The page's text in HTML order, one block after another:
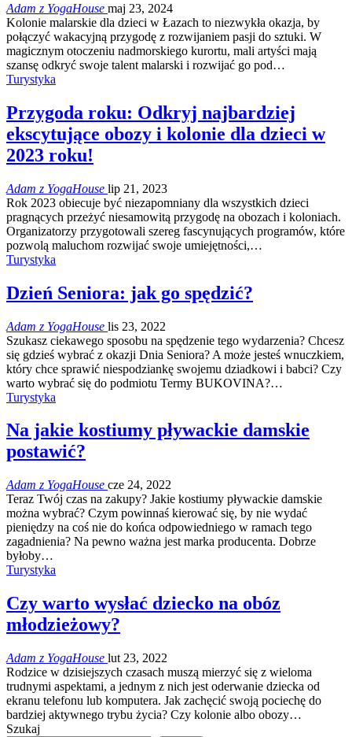
Adam z YogaHouse maj 23, 2024
Kolonie malarskie dla dzieci w Łazach to niezwykła okazja, by
połączyć wakacyjną przygodę z rozwijaniem pasji do sztuki. W
magicznym otoczeniu nadmorskiego kurortu, mali artyści mają
szansę odkryć swoje talent malarski i rozwijać go pod…
Turystyka
Przygoda roku: Odkryj najbardziej
ekscytujące obozy i kolonie dla dzieci w
2023 roku!
Adam z YogaHouse lip 21, 2023
Rok 2023 obiecuje być niezapomniany dla wszystkich dzieci
pragnących przeżyć niesamowitą przygodę na obozach i koloniach.
Organizatorzy przygotowali szereg fascynujących programów, które
pozwolą maluchom rozwijać swoje umiejętności,…
Turystyka
Dzień Seniora: jak go spędzić?
Adam z YogaHouse lis 23, 2022
Szukasz ciekawego sposobu na spędzenie tego wydarzenia? Chcesz
się gdzieś wybrać z okazji Dnia Seniora? A może jesteś wnuczkiem,
który chce sprawić niespodziankę swojemu dziadkowi i babci? Czy
warto wybrać się do podmiotu Termy BUKOVINA?…
Turystyka
Na jakie kostiumy pływackie damskie
postawić?
Adam z YogaHouse cze 24, 2022
Teraz Twój czas na zakupy? Jakie kostiumy pływackie damskie
można wybrać? Czym powinnaś kierować się, by nie wydać
pieniędzy na coś nie do końca odpowiedniego w ramach tego
zagadnienia? Na pewno ważna jest marka producenta. Dobrze
byłoby…
Turystyka
Czy warto wysłać dziecko na obóz
młodzieżowy?
Adam z YogaHouse lut 23, 2022
Rodzice w dzisiejszych czasach muszą mierzyć się z wieloma
trudnymi aspektami, a jednym z nich jest oderwanie dziecka od
ekranu telefonu lub komputera. Jak zachęcić swoją pociechę do
bardziej aktywnego trybu życia? Czy kolonie albo obozy…
Szukaj